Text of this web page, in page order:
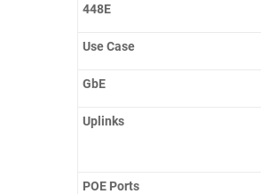
448E
Use Case
GbE
Uplinks
POE Ports